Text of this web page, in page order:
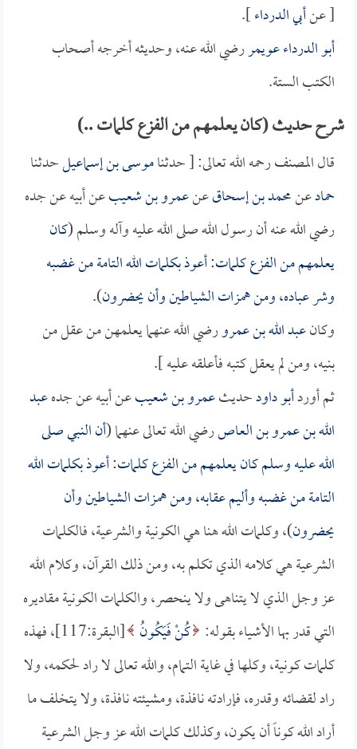
[ عنأبي الدرداء].
أبو الدرداء عويمررضي الله عنه، وحديثه أخرجه أصحاب
الكتب الستة.
شرح حديث (كان يعلمهم من الفزع كلمات ..)
قال المصنف رحمه الله تعالى: [ حدثناموسى بن إسماعيلحدثنا
حمادعنمحمد بن إسحاقعنعمرو بن شعيبعن أبيه عن جده
رضي الله عنه أن رسول الله صلى الله عليه وآله وسلم (كان
يعلمهم من الفزع كلمات: أعوذ بكلمات الله التامة من غضبه
وشر عباده، ومن همزات الشياطين وأن يحضرون).
وكانعبد الله بن عمرورضي الله عنهما يعلمهن من عقل من
بنيه، ومن لم يعقل كتبه فأعلقه عليه ].
ثم أوردأبو داودحديثعمرو بن شعيبعن أبيه عن جدهعبد
الله بن عمرو بن العاصرضي الله تعالى عنهما (أن النبي صلى
الله عليه وسلم كان يعلمهم من الفزع كلمات: أعوذ بكلمات الله
التامة من غضبه وأليم عقابه، ومن همزات الشياطين وأن
يحضرون)، وكلمات الله هنا هي الكونية والشرعية، فالكلمات
الشرعية هي كلامه الذي تكلم به، ومن ذلك القرآن، وكلام الله
عز وجل الذي لا يتناهى ولا ينحصر، والكلمات الكونية مقاديره
التي قدر بها الأشياء بقوله: كُنْ فَيَكُونُ
[البقرة:117]، فهذه
كلمات كونية، وكلها في غاية التمام، والله تعالى لا راد لحكمه، ولا
راد لقضائه وقدره، فإرادته نافذة، ومشيئته نافذة، ولا يتخلف ما
أراد الله كوناً أن يكون، وكذلك كلمات الله عز وجل الشرعية